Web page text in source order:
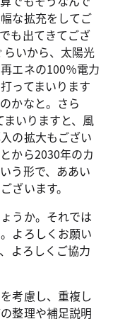
な拡充をしてご
も出てきてござ
いから、太陽光
エネの100％電力
ってまいります
かなと。さら
いりますと、風
の拡大もござい
から2030年のカ
う形で、ああい
ざいます。
うか。それでは
よろしくお願い
よろしくご協力
考慮し、重複し
整理や補足説明